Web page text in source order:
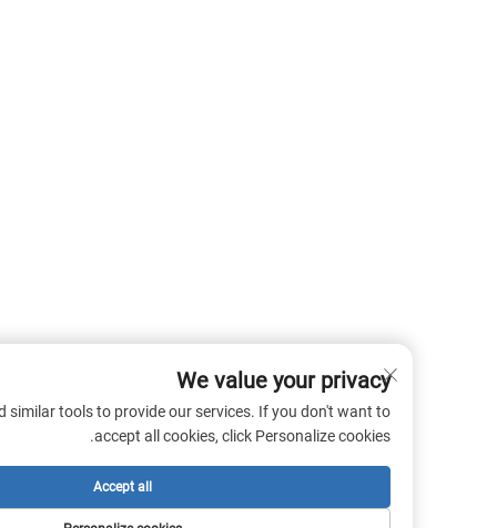
We value your privacy
cookies and similar tools to provide our services. If you don't want to
accept all cookies, click Personalize cookies.